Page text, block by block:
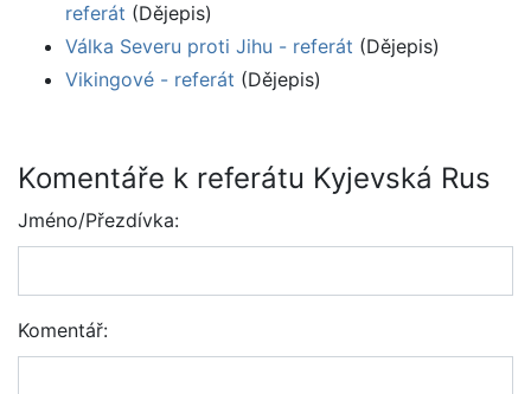
referát (Dějepis)
Válka Severu proti Jihu - referát (Dějepis)
Vikingové - referát (Dějepis)
Komentáře k referátu Kyjevská Rus
Jméno/Přezdívka:
Komentář: